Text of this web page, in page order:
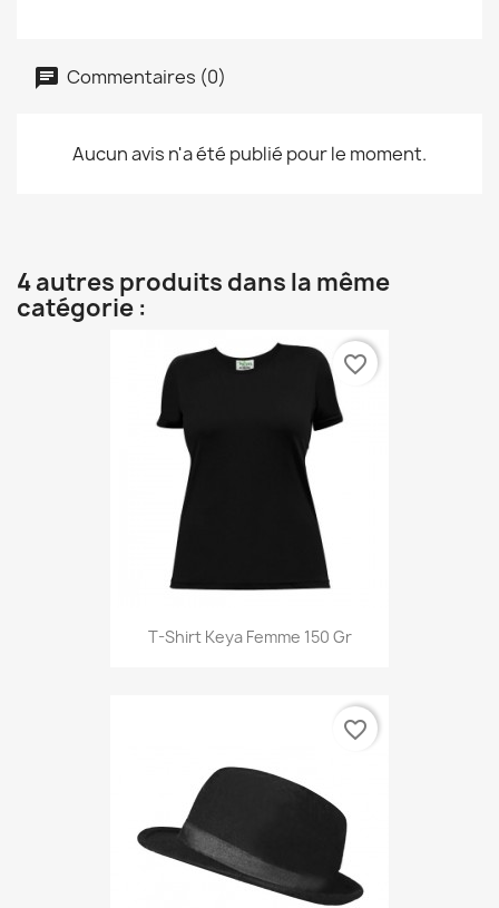
Commentaires (0)
Aucun avis n'a été publié pour le moment.
4 autres produits dans la même
catégorie :
T-Shirt Keya Femme 150 Gr
favorite_border
favorite_border